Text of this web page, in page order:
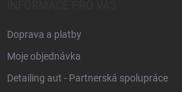
Doprava a platby
Moje objednávka
Detailing aut - Partnerská spolupráce